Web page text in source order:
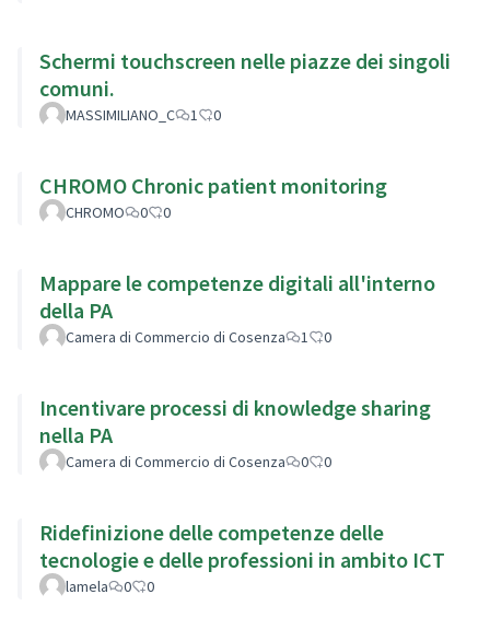
Schermi touchscreen nelle piazze dei singoli
comuni.
MASSIMILIANO_C 1 0
CHROMO Chronic patient monitoring
CHROMO 0 0
Mappare le competenze digitali all'interno
della PA
Camera di Commercio di Cosenza 1 0
Incentivare processi di knowledge sharing
nella PA
Camera di Commercio di Cosenza 0 0
Ridefinizione delle competenze delle
tecnologie e delle professioni in ambito ICT
lamela 0 0